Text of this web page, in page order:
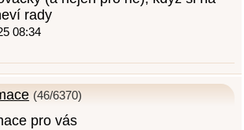
rady
08:34
(46/6370)
pro vás